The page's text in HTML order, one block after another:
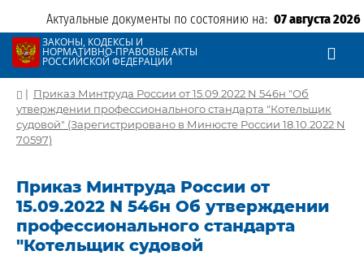
Актуальные документы по состоянию на: 07 августа 2026
ЗАКОНЫ, КОДЕКСЫ И
НОРМАТИВНО-ПРАВОВЫЕ АКТЫ
РОССИЙСКОЙ ФЕДЕРАЦИИ
| Приказ Минтруда России от 15.09.2022 N 546н "Об
утверждении профессионального стандарта "Котельщик
судовой" (Зарегистрировано в Минюсте России 18.10.2022 N
70597)
Приказ Минтруда России от
15.09.2022 N 546н Об утверждении
профессионального стандарта
"Котельщик судовой